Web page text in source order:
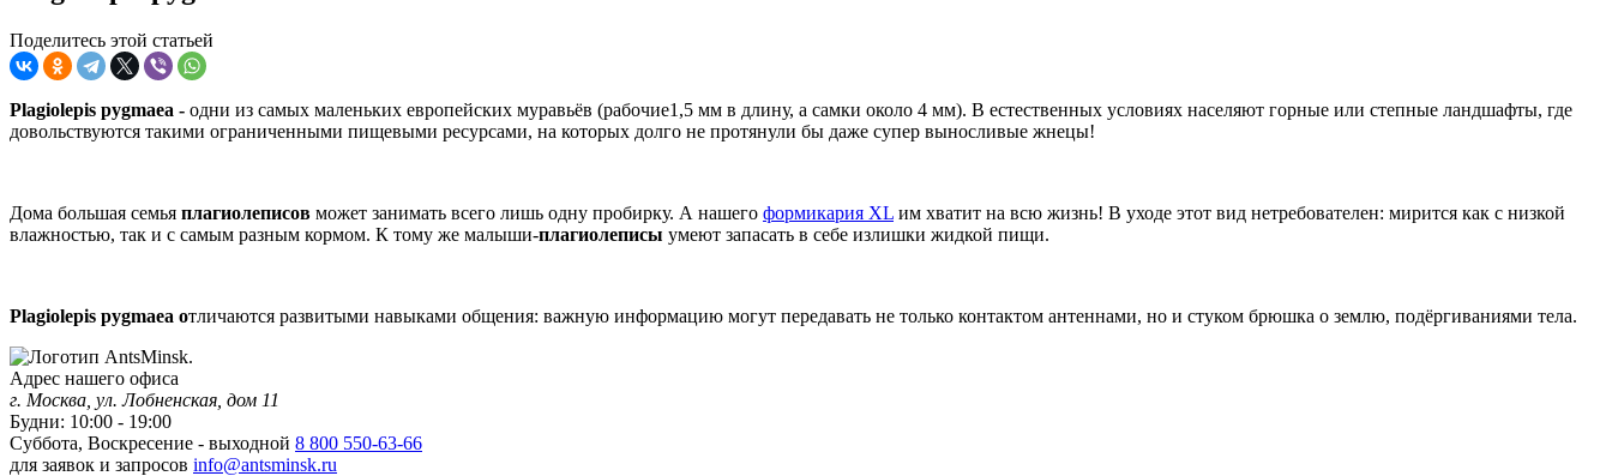
Поделитесь этой статьей
Plagiolepis pygmaea - одни из самых маленьких европейских муравьёв (рабочие1,5 мм в длину, а самки около 4 мм). В естественных условиях населяют горные или степные ландшафты, где
довольствуются такими ограниченными пищевыми ресурсами, на которых долго не протянули бы даже супер выносливые жнецы!
Дома большая семья плагиолеписов может занимать всего лишь одну пробирку. А нашего формикария XL им хватит на всю жизнь! В уходе этот вид нетребователен: мирится как с низкой
влажностью, так и с самым разным кормом. К тому же малыши-плагиолеписы умеют запасать в себе излишки жидкой пищи.
Plagiolepis pygmaea отличаются развитыми навыками общения: важную информацию могут передавать не только контактом антеннами, но и стуком брюшка о землю, подёргиваниями тела.
Адрес нашего офиса
г. Москва, ул. Лобненская, дом 11
Будни: 10:00 - 19:00
Суббота, Воскресение - выходной 8 800 550-63-66
для заявок и запросов info@antsminsk.ru